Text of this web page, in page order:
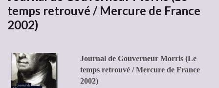
temps retrouvé / Mercure de France
2002)
Journal de Gouverneur Morris (Le
temps retrouvé / Mercure de France
2002)